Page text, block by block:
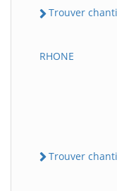
Trouver
RHONE
Trouver